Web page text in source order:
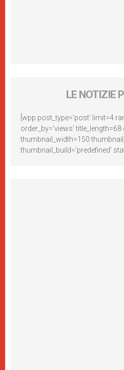
LE NOTIZIE
[wpp post_type='post' limit=4
order_by='views' title_length=68
thumbnail_width=150
thumbnail_build='predefined'